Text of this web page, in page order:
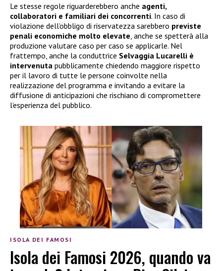
Le stesse regole riguarderebbero anche agenti,
collaboratori e familiari dei concorrenti. In caso di
violazione dell’obbligo di riservatezza sarebbero previste
penali economiche molto elevate , anche se spetterà alla
produzione valutare caso per caso se applicarle. Nel
frattempo, anche la conduttrice Selvaggia Lucarelli è
intervenuta pubblicamente chiedendo maggiore rispetto
per il lavoro di tutte le persone coinvolte nella
realizzazione del programma e invitando a evitare la
diffusione di anticipazioni che rischiano di compromettere
l’esperienza del pubblico.
ISOLA DEI FAMOSI
Isola dei Famosi 2026, quando va